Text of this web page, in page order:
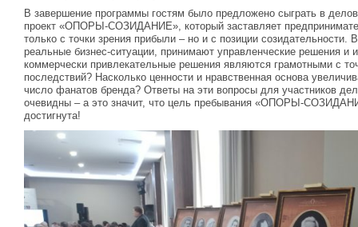
В завершение программы гостям было предложено сыграть в
проект «ОПОРЫ-СОЗИДАНИЕ», который заставляет
только с точки зрения прибыли – но и с позиции созидательности.
реальные бизнес-ситуации, принимают управленческие решения и
коммерчески привлекательные решения являются грамотными с
последствий? Насколько ценности и нравственная основа
число фанатов бренда? Ответы на эти вопросы для участников
очевидны – а это значит, что цель пребывания «ОПОРЫ-
достигнута!